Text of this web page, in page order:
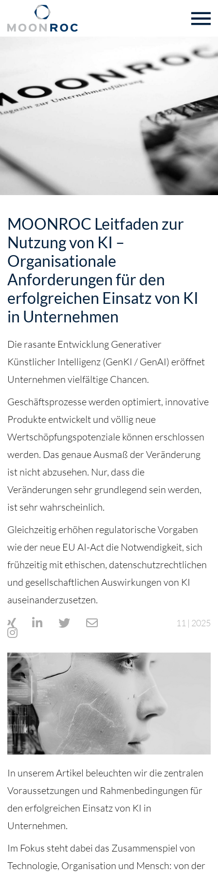
MOONROC Leitfaden zur
Nutzung von KI –
Organisationale
Anforderungen für den
erfolgreichen Einsatz von KI
in Unternehmen
Die rasante Entwicklung Generativer
Künstlicher Intelligenz (GenKI / GenAI) eröffnet
Unternehmen vielfältige Chancen.
Geschäftsprozesse werden optimiert, innovative
Produkte entwickelt und völlig neue
Wertschöpfungspotenziale können erschlossen
werden. Das genaue Ausmaß der Veränderung
ist nicht abzusehen. Nur, dass die
Veränderungen sehr grundlegend sein werden,
ist sehr wahrscheinlich.
Gleichzeitig erhöhen regulatorische Vorgaben
wie der neue EU AI-Act die Notwendigkeit, sich
frühzeitig mit ethischen, datenschutzrechtlichen
und gesellschaftlichen Auswirkungen von KI
auseinanderzusetzen.
11 | 2025
In unserem Artikel beleuchten wir die zentralen
Voraussetzungen und Rahmenbedingungen für
den erfolgreichen Einsatz von KI in
Unternehmen.
Im Fokus steht dabei das Zusammenspiel von
Technologie, Organisation und Mensch: von der